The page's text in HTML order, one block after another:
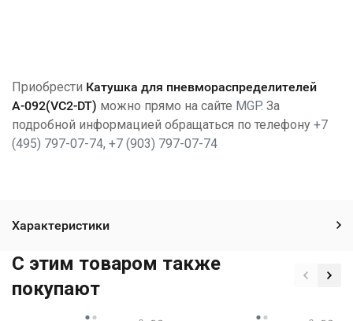
Приобрести Катушка для пневмораспределителей
А-092(VC2-DT) можно прямо на сайте MGP. За
подробной информацией обращаться по телефону +7
(495) 797-07-74, +7 (903) 797-07-74
Характеристики
C этим товаром также
покупают